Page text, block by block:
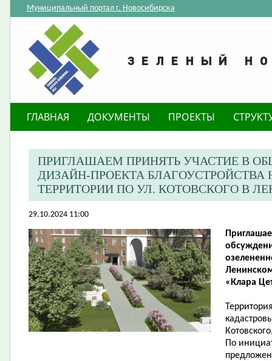
Муниципальный портал г. Новосибирска
ГЛАВНАЯ ДОКУМЕНТЫ ПРОЕКТЫ
ПРИГЛАШАЕМ ПРИНЯТЬ УЧАСТИЕ В
ДИЗАЙН-ПРОЕКТА
ТЕРРИТОРИИ ПО УЛ. КОТОВСКОГО В
29.10.2024 11:00
«Клара
По